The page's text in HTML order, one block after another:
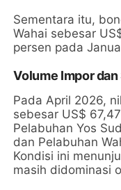
Sementara itu,
Wahai sebesar
persen pada
Volume Impor
Pada April 2026,
sebesar US$
Pelabuhan Yos
dan Pelabuhan
Kondisi ini
masih didominasi